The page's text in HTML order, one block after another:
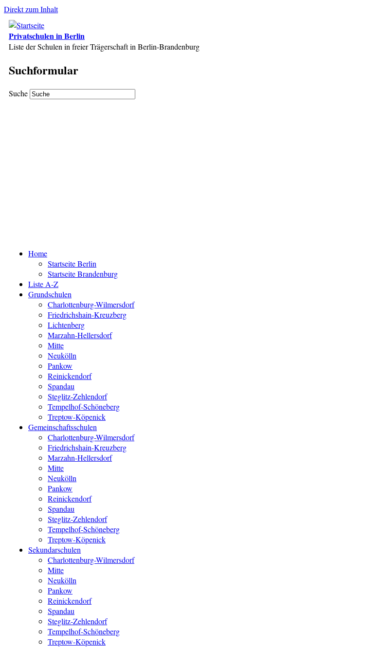
Direkt zum Inhalt
Privatschulen in Berlin
Liste der Schulen in freier Trägerschaft in Berlin-Brandenburg
Suchformular
Suche
Home
Startseite Berlin
Startseite Brandenburg
Liste A-Z
Grundschulen
Charlottenburg-Wilmersdorf
Friedrichshain-Kreuzberg
Lichtenberg
Marzahn-Hellersdorf
Mitte
Neukölln
Pankow
Reinickendorf
Spandau
Steglitz-Zehlendorf
Tempelhof-Schöneberg
Treptow-Köpenick
Gemeinschaftsschulen
Charlottenburg-Wilmersdorf
Friedrichshain-Kreuzberg
Marzahn-Hellersdorf
Mitte
Neukölln
Pankow
Reinickendorf
Spandau
Steglitz-Zehlendorf
Tempelhof-Schöneberg
Treptow-Köpenick
Sekundarschulen
Charlottenburg-Wilmersdorf
Mitte
Neukölln
Pankow
Reinickendorf
Spandau
Steglitz-Zehlendorf
Tempelhof-Schöneberg
Treptow-Köpenick